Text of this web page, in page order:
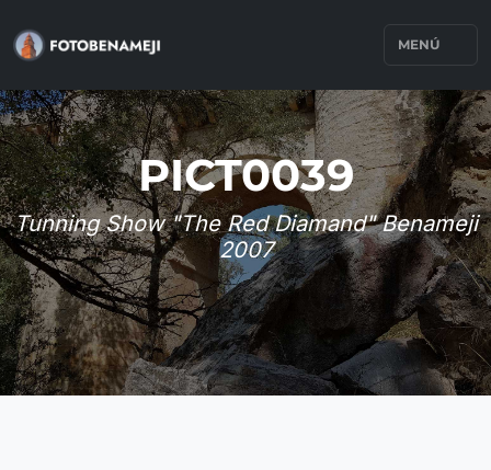
MENÚ
PICT0039
Tunning Show "The Red Diamand" Benameji
2007